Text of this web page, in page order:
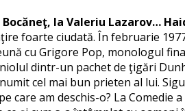
Bocăneţ, la Valeriu
foarte ciudată. În februarie
cu Grigore Pop, monologul
dintr-un pachet de ţigări
cel mai bun prieten al lui.
care am deschis-o? La